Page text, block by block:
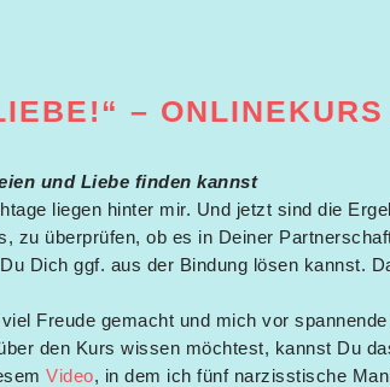
–
und Liebe finden kannst
liegen hinter mir. Und jetzt sind die
zu überprüfen, ob es in Deiner
Dich ggf. aus der Bindung lösen kannst.
Freude gemacht und mich vor
den Kurs wissen möchtest, kannst Du
Video, in dem ich fünf narzisstische